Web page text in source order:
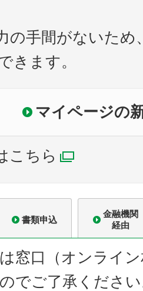
の手間がないた
きます。
マイページの
こちら
書類申込
金融機関
経由
窓口（オンライ
でご了承くださ